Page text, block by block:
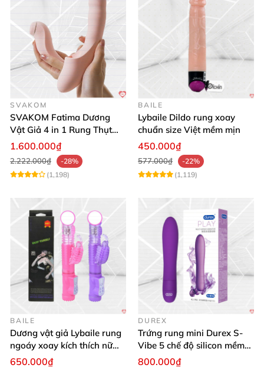
SVAKOM
SVAKOM Fatima Dương
Vật Giả 4 in 1 Rung Thụt
Hút Toả Nhiệt Massage Cho
1.600.000₫
2.222.000₫
-28%
(1,198)
BAILE
Lybaile Dildo rung xoay
chuẩn size Việt mềm mịn
450.000₫
577.000₫
-22%
(1,119)
BAILE
Dương vật giả Lybaile rung
ngoáy xoay kích thích nữ
thủ dâm
650.000₫
DUREX
Trứng rung mini Durex S-
Vibe 5 chế độ silicon mềm
mịn cao cấp
800.000₫